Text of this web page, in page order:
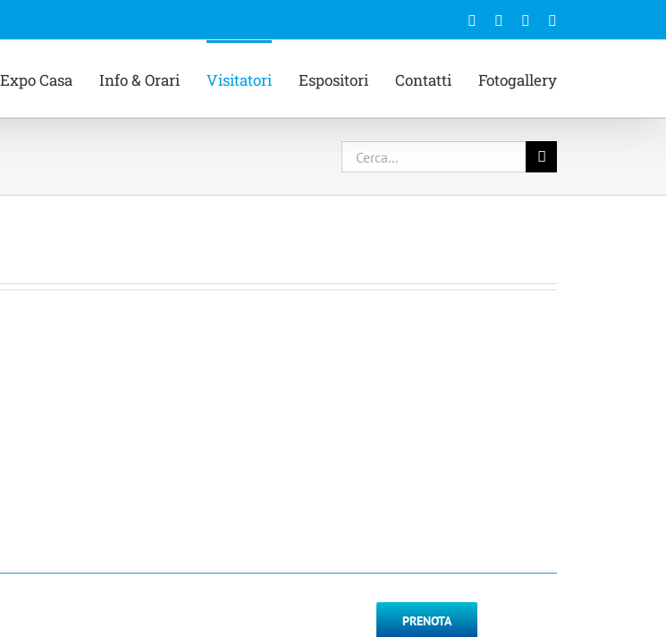
Facebook
Email Instagram
Expo Casa Info & Orari Visitatori Espositori Contatti Fotogallery
Cerca
per:
PRENOTA